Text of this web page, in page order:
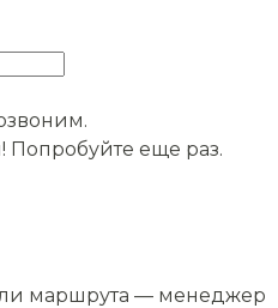
еще раз.
маршрута — менеджер